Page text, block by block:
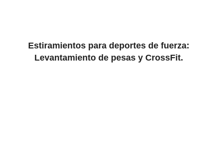
Estiramientos para deportes de fuerza:
Levantamiento de pesas y CrossFit.